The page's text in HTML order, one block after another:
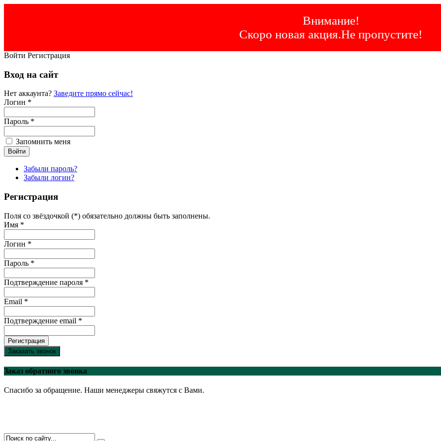
Внимание!
Скоро новая акция.Не пропустите!
Войти Регистрация
Вход на сайт
Нет аккаунта? Заведите прямо сейчас!
Логин *
Пароль *
Запомнить меня
Забыли пароль?
Забыли логин?
Регистрация
Поля со звёздочкой (*) обязательно должны быть заполнены.
Имя *
Логин *
Пароль *
Подтверждение пароля *
Email *
Подтверждение email *
Регистрация
Заказать звонок
Заказ обратного звонка
Спасибо за обращение. Наши менеджеры свяжутся с Вами.